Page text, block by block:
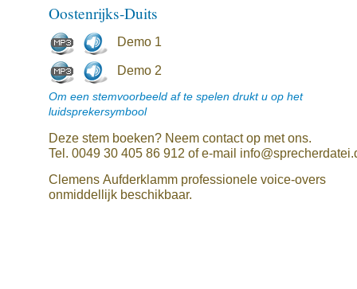
Oostenrijks-Duits
Demo 1
Demo 2
Om een stemvoorbeeld af te spelen drukt u op het
luidsprekersymbool
Deze stem boeken? Neem contact op met ons.
Tel. 0049 30 405 86 912 of e-mail
Clemens Aufderklamm professionele voice-overs
onmiddellijk beschikbaar.